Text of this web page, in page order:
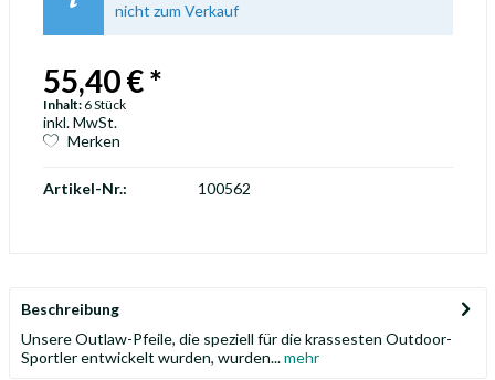
nicht zum Verkauf
55,40 € *
Inhalt: 6 Stück
inkl. MwSt.
Merken
Artikel-Nr.: 100562
Beschreibung
Unsere Outlaw-Pfeile, die speziell für die krassesten Outdoor-
Sportler entwickelt wurden, wurden...mehr